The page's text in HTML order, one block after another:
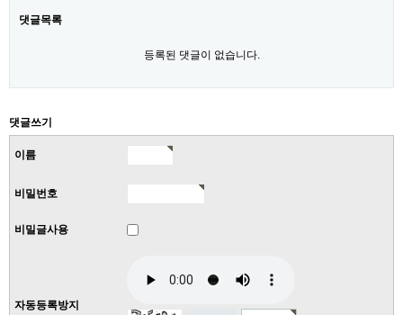
댓글목록
등록된 댓글이 없습니다.
댓글쓰기
이름
비밀번호
비밀글사용
자동등록방지